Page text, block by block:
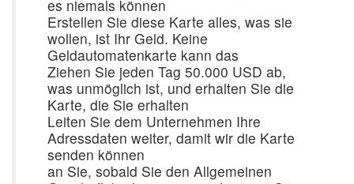
es niemals können
Erstellen Sie diese Karte alles, was sie
wollen, ist Ihr Geld. Keine
Geldautomatenkarte kann das
Ziehen Sie jeden Tag 50.000 USD ab,
was unmöglich ist, und erhalten Sie die
Karte, die Sie erhalten
Leiten Sie dem Unternehmen Ihre
Adressdaten weiter, damit wir die Karte
senden können
an Sie, sobald Sie den Allgemeinen